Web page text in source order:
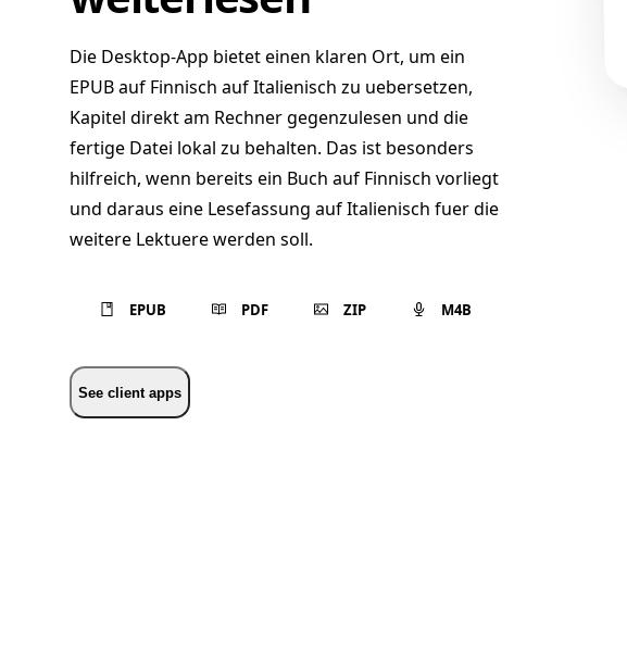
Die Desktop-App bietet einen klaren Ort, um ein
EPUB auf Finnisch auf Italienisch zu uebersetzen,
Kapitel direkt am Rechner gegenzulesen und die
fertige Datei lokal zu behalten. Das ist besonders
hilfreich, wenn bereits ein Buch auf Finnisch vorliegt
und daraus eine Lesefassung auf Italienisch fuer die
weitere Lektuere werden soll.
EPUB PDF ZIP M4B
See client apps